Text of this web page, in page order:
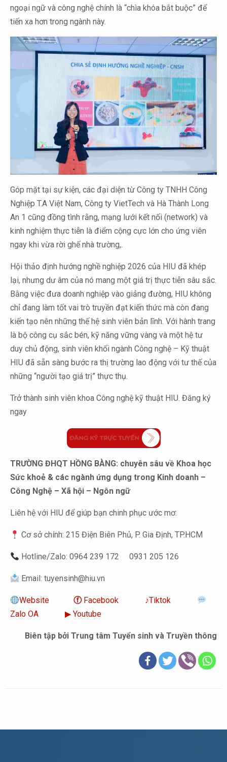
ngoại ngữ và công nghệ chính là “chìa khóa bắt buộc” để
tiến xa hơn trong ngành này.
Góp mặt tại sự kiện, các đại diện từ Công ty TNHH Công
Nghiệp T.A Việt Nam, Công ty VietTech và Hà Thành Long
An 1 cũng đồng tình rằng, mạng lưới kết nối (network) và
kinh nghiệm thực tiễn là điểm cộng cực lớn cho ứng viên
ngay khi vừa rời ghế nhà trường,.
Hội thảo định hướng nghề nghiệp 2026 của HIU đã khép
lại, nhưng dư âm của nó mang một giá trị thực tiễn sâu sắc.
Bằng việc đưa doanh nghiệp vào giảng đường, HIU không
chỉ đang làm tốt vai trò truyền đạt kiến thức mà còn đang
kiến tạo nên những thế hệ sinh viên bản lĩnh. Với hành trang
là bộ công cụ sắc bén, kỹ năng vững vàng và một hệ tư
duy chủ động, sinh viên khối ngành Công nghệ – Kỹ thuật
HIU đã sẵn sàng bước ra thị trường lao động với tư thế của
những “người tạo giá trị” thực thụ.
Trở thành sinh viên khoa Công nghệ kỹ thuật HIU. Đăng ký
ngay
TRƯỜNG ĐHQT HỒNG BÀNG: chuyên sâu về Khoa học
Sức khoẻ & các ngành ứng dụng trong Kinh doanh –
Công Nghệ – Xã hội – Ngôn ngữ
Liên hệ với HIU để giúp bạn chinh phục ước mơ:
Cơ sở chính: 215 Điện Biên Phủ, P. Gia Định, TP.HCM
Hotline/Zalo: 0964 239 172 0931 205 126
Email: tuyensinh@hiu.vn
Website ⓕFacebook ‎♪Tiktok
Zalo OA
▶︎ Youtube
Biên tập bởi Trung tâm Tuyển sinh và Truyền thông